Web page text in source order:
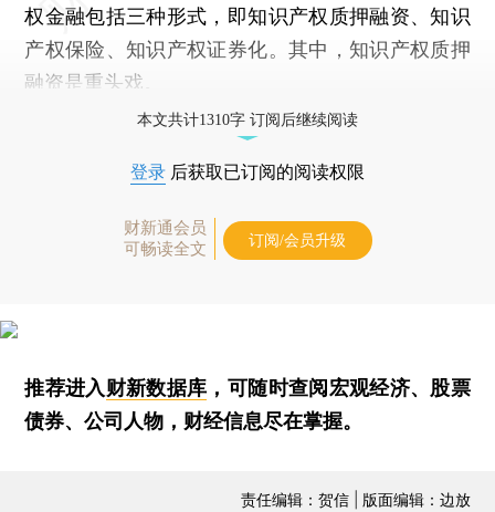
权金融包括三种形式，即知识产权质押融资、知识
产权保险、知识产权证券化。其中，知识产权质押
融资是重头戏。
本文共计1310字 订阅后继续阅读
登录 后获取已订阅的阅读权限
财新通会员
可畅读全文
订阅/会员升级
推荐进入财新数据库 ，可随时查阅宏观经济、股票
债券、公司人物，财经信息尽在掌握。
责任编辑：贺信 | 版面编辑：边放